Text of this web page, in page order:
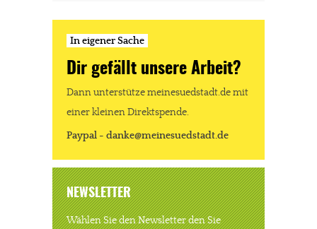
In eigener Sache
Dir gefällt unsere Arbeit?
Dann unterstütze meinesuedstadt.de mit
einer kleinen Direktspende.
Paypal - danke@meinesuedstadt.de
NEWSLETTER
Wählen Sie den Newsletter den Sie